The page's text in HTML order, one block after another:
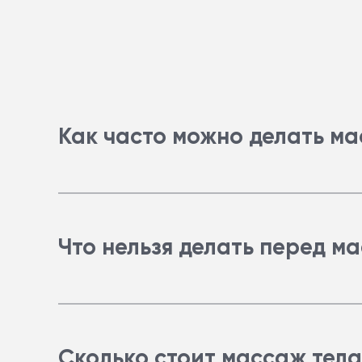
Как часто можно делать
Количество сеансов и длительность
Что нельзя делать перед